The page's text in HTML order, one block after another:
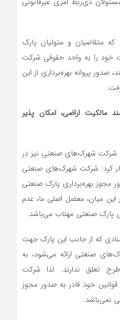
متقاضیان و متولیان پارک
خود را به واحد حقوقی شرکت
پروانه بهره‌برداری از این
مالکیت اراضی، امکان پذیر
شرکت شهرک‌های صنعتی نیز در
کرد: شرکت شهرک‌های صنعتی
مجوز بهره‌برداری پارک صنعتی
این میان، معضل اصلی ما، عدم
پارک صنعتی مهتاب می‌باشد.
که از جانب این پارک جهت
صنعتی ارائه می‌شود، به
تعلق ندارند. لذا شرکت
خود قادر به صدور مجوز
نمی‌باشد.